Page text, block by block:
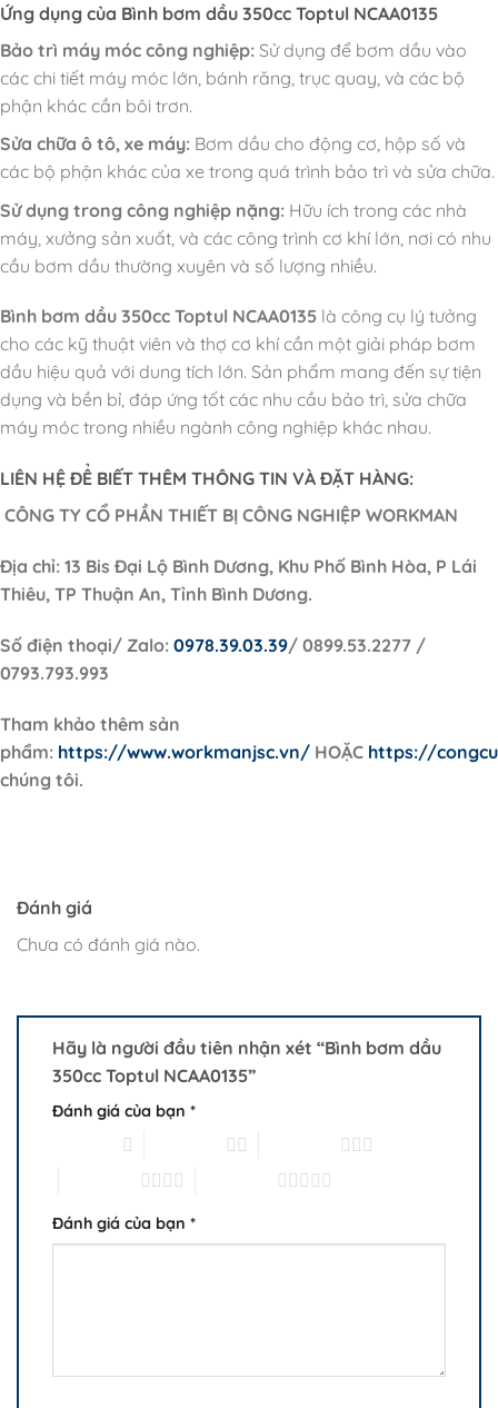
Ứng dụng của Bình bơm dầu 350cc Toptul NCAA0135
Bảo trì máy móc công nghiệp: Sử dụng để bơm dầu vào
các chi tiết máy móc lớn, bánh răng, trục quay, và các bộ
phận khác cần bôi trơn.
Sửa chữa ô tô, xe máy: Bơm dầu cho động cơ, hộp số và
các bộ phận khác của xe trong quá trình bảo trì và sửa chữa.
Sử dụng trong công nghiệp nặng: Hữu ích trong các nhà
máy, xưởng sản xuất, và các công trình cơ khí lớn, nơi có nhu
cầu bơm dầu thường xuyên và số lượng nhiều.
Bình bơm dầu 350cc Toptul NCAA0135 là công cụ lý tưởng
cho các kỹ thuật viên và thợ cơ khí cần một giải pháp bơm
dầu hiệu quả với dung tích lớn. Sản phẩm mang đến sự tiện
dụng và bền bỉ, đáp ứng tốt các nhu cầu bảo trì, sửa chữa
máy móc trong nhiều ngành công nghiệp khác nhau.
LIÊN HỆ ĐỂ BIẾT THÊM THÔNG TIN VÀ ĐẶT HÀNG:
CÔNG TY CỔ PHẦN THIẾT BỊ CÔNG NGHIỆP WORKMAN
Địa chỉ: 13 Bis Đại Lộ Bình Dương, Khu Phố Bình Hòa, P Lái
Thiêu, TP Thuận An, Tỉnh Bình Dương.
Số điện thoại/ Zalo: 0978.39.03.39/ 0899.53.2277 /
0793.793.993
Tham khảo thêm sản
phẩm: https://www.workmanjsc.vn/ HOẶC https://
chúng tôi.
Đánh giá
Chưa có đánh giá nào.
Hãy là người đầu tiên nhận xét “Bình bơm dầu
350cc Toptul NCAA0135”
Đánh giá của bạn *
Đánh giá của bạn *